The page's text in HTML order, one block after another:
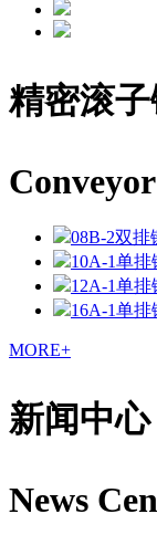
精密滚
08B-2双排
10A-1单排
12A-1单排
16A-1单排
MORE+
新闻中心
News